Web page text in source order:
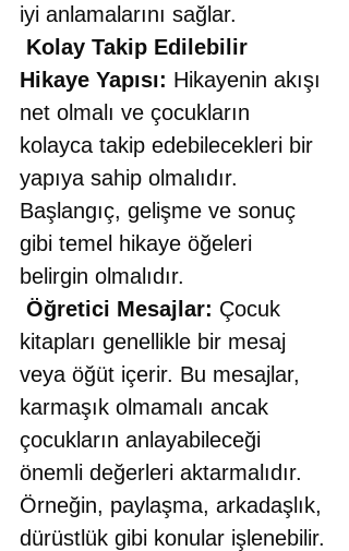
iyi anlamalarını sağlar.
Kolay Takip Edilebilir
Hikaye Yapısı: Hikayenin akışı
net olmalı ve çocukların
kolayca takip edebilecekleri bir
yapıya sahip olmalıdır.
Başlangıç, gelişme ve sonuç
gibi temel hikaye öğeleri
belirgin olmalıdır.
Öğretici Mesajlar: Çocuk
kitapları genellikle bir mesaj
veya öğüt içerir. Bu mesajlar,
karmaşık olmamalı ancak
çocukların anlayabileceği
önemli değerleri aktarmalıdır.
Örneğin, paylaşma, arkadaşlık,
dürüstlük gibi konular işlenebilir.